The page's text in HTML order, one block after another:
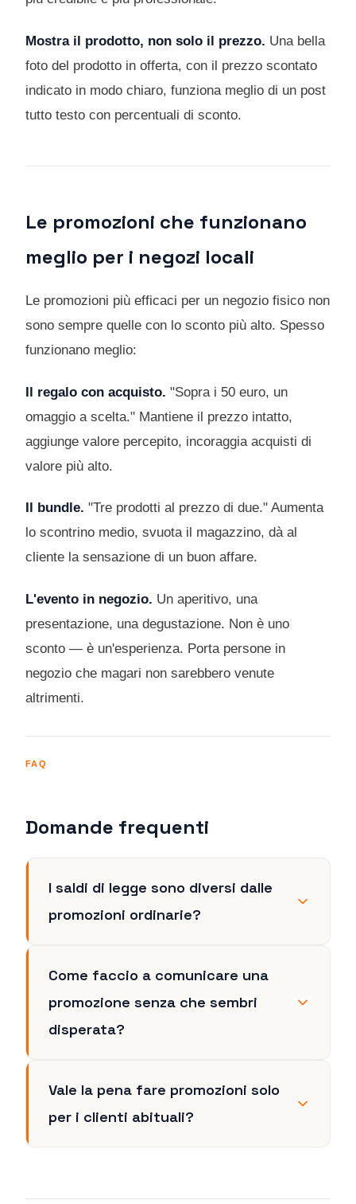
Mostra il prodotto, non solo il prezzo. Una bella
foto del prodotto in offerta, con il prezzo scontato
indicato in modo chiaro, funziona meglio di un post
tutto testo con percentuali di sconto.
Le promozioni che funzionano
meglio per i negozi locali
Le promozioni più efficaci per un negozio fisico non
sono sempre quelle con lo sconto più alto. Spesso
funzionano meglio:
Il regalo con acquisto. "Sopra i 50 euro, un
omaggio a scelta." Mantiene il prezzo intatto,
aggiunge valore percepito, incoraggia acquisti di
valore più alto.
Il bundle. "Tre prodotti al prezzo di due." Aumenta
lo scontrino medio, svuota il magazzino, dà al
cliente la sensazione di un buon affare.
L'evento in negozio. Un aperitivo, una
presentazione, una degustazione. Non è uno
sconto — è un'esperienza. Porta persone in
negozio che magari non sarebbero venute
altrimenti.
FAQ
Domande frequenti
I saldi di legge sono diversi dalle
promozioni ordinarie?
Come faccio a comunicare una
promozione senza che sembri
disperata?
Vale la pena fare promozioni solo
per i clienti abituali?